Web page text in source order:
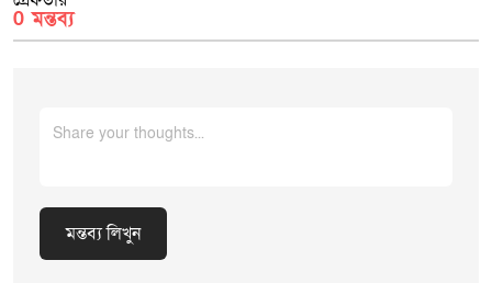
0 মন্তব্য
মন্তব্য লিখুন